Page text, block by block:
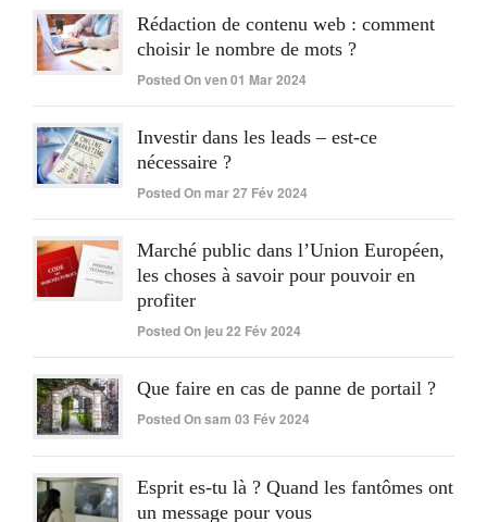
Rédaction de contenu web : comment
choisir le nombre de mots ?
Posted On ven 01 Mar 2024
Investir dans les leads – est-ce
nécessaire ?
Posted On mar 27 Fév 2024
Marché public dans l’Union Européen,
les choses à savoir pour pouvoir en
profiter
Posted On jeu 22 Fév 2024
Que faire en cas de panne de portail ?
Posted On sam 03 Fév 2024
Esprit es-tu là ? Quand les fantômes ont
un message pour vous